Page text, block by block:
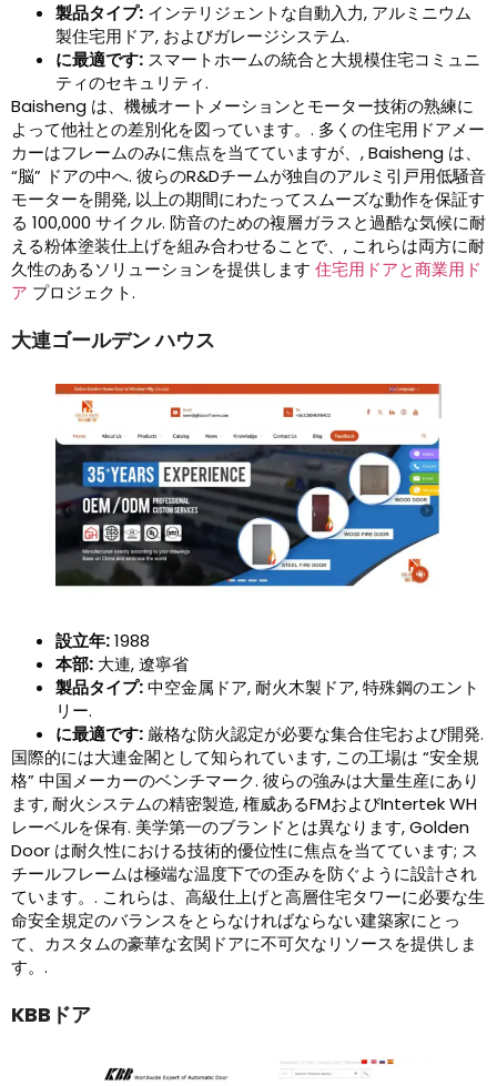
製品タイプ: インテリジェントな自動入力, アルミニウム
製住宅用ドア, およびガレージシステム.
に最適です: スマートホームの統合と大規模住宅コミュニ
ティのセキュリティ.
Baisheng は、機械オートメーションとモーター技術の熟練に
よって他社との差別化を図っています。. 多くの住宅用ドアメー
カーはフレームのみに焦点を当てていますが、, Baisheng は、
“脳” ドアの中へ. 彼らのR&Dチームが独自のアルミ引戸用低騒音
モーターを開発, 以上の期間にわたってスムーズな動作を保証す
る 100,000 サイクル. 防音のための複層ガラスと過酷な気候に耐
える粉体塗装仕上げを組み合わせることで、, これらは両方に耐
久性のあるソリューションを提供します 住宅用ドアと商業用ド
ア プロジェクト.
大連ゴールデン ハウス
設立年:1988
本部: 大連, 遼寧省
製品タイプ:中空金属ドア, 耐火木製ドア, 特殊鋼のエント
リー.
に最適です: 厳格な防火認定が必要な集合住宅および開発.
国際的には大連金閣として知られています, この工場は “安全規
格” 中国メーカーのベンチマーク. 彼らの強みは大量生産にあり
ます, 耐火システムの精密製造, 権威あるFMおよびIntertek WH
レーベルを保有. 美学第一のブランドとは異なります, Golden
Door は耐久性における技術的優位性に焦点を当てています; ス
チールフレームは極端な温度下での歪みを防ぐように設計され
ています。. これらは、高級仕上げと高層住宅タワーに必要な生
命安全規定のバランスをとらなければならない建築家にとっ
て、カスタムの豪華な玄関ドアに不可欠なリソースを提供しま
す。.
KBBドア